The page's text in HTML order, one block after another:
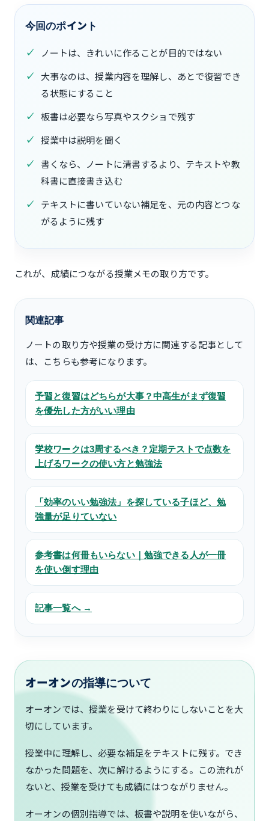
今回のポイント
ノートは、きれいに作ることが目的ではない
大事なのは、授業内容を理解し、あとで復習でき
る状態にすること
板書は必要なら写真やスクショで残す
授業中は説明を聞く
書くなら、ノートに清書するより、テキストや教
科書に直接書き込む
テキストに書いていない補足を、元の内容とつな
がるように残す
これが、成績につながる授業メモの取り方です。
関連記事
ノートの取り方や授業の受け方に関連する記事として
は、こちらも参考になります。
予習と復習はどちらが大事？中高生がまず復習
を優先した方がいい理由
学校ワークは3周するべき？定期テストで点数を
上げるワークの使い方と勉強法
「効率のいい勉強法」を探している子ほど、勉
強量が足りていない
参考書は何冊もいらない｜勉強できる人が一冊
を使い倒す理由
記事一覧へ →
オーオンの指導について
オーオンでは、授業を受けて終わりにしないことを大
切にしています。
授業中に理解し、必要な補足をテキストに残す。でき
なかった問題を、次に解けるようにする。この流れが
ないと、授業を受けても成績にはつながりません。
オーオンの個別指導では、板書や説明を使いながら、